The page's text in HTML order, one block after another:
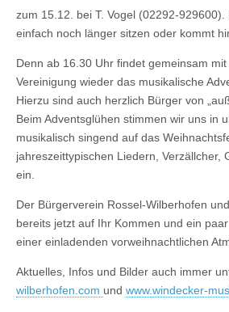
zum 15.12. bei T. Vogel (02292-
einfach noch länger sitzen oder kommt
Denn ab 16.30 Uhr findet gemeinsam
Vereinigung wieder das musikalische
Hierzu sind auch herzlich Bürger von
Beim Adventsglühen stimmen wir uns in
musikalisch singend auf das
jahreszeittypischen Liedern, Verzällcher,
ein.
Der Bürgerverein Rossel-Wilberhofen
bereits jetzt auf Ihr Kommen und ein
einer einladenden vorweihnachtlichen
Aktuelles, Infos und Bilder auch immer
wilberhofen.com und www.windecker-